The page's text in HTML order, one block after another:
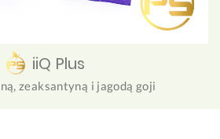
iiQ Plus
zeaksantyną i jagodą goji